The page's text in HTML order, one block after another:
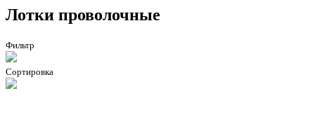
Лотки проволочные
Фильтр
Сортировка